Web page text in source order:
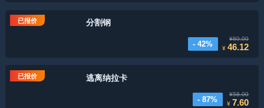
已报价 分割钢
- 42%
¥80.00
¥46.12
已报价 逃离纳拉卡
- 87%
¥58.00
¥ 7.60